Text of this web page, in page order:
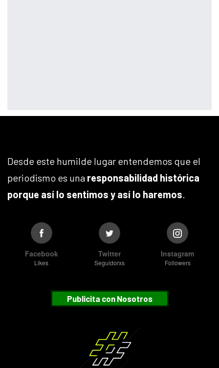
Desde este humilde lugar entendemos que el
periodismo es una responsabilidad histórica
porque así lo sentimos y así lo haremos.
Facebook
Likes
Twitter
Seguidorxs
Instagram
Followers
Publicita con Nosotros